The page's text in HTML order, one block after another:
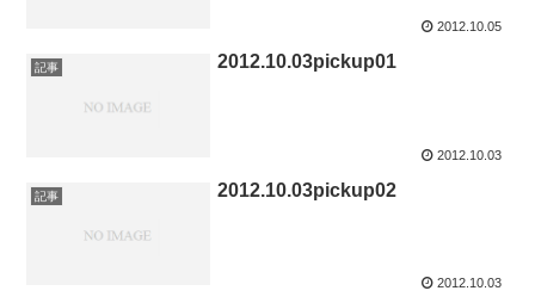
2012.10.05
記事 2012.10.03pickup01
2012.10.03
記事 2012.10.03pickup02
2012.10.03